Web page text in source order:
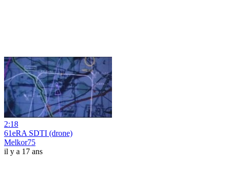
2:18
61eRA SDTI (drone)
Melkor75
il y a 17 ans